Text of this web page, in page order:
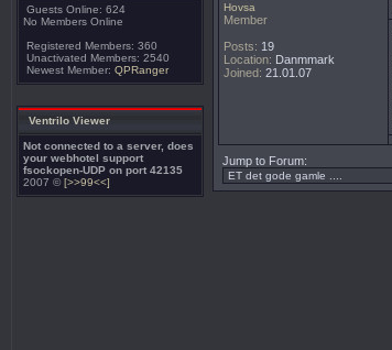
Guests Online: 624
No Members Online
Registered Members: 360
Unactivated Members: 2540
Newest Member: QPRanger
Ventrilo Viewer
Not connected to a server, does
your webhotel support
fsockopen-UDP on port 42135
2007 ©[>>99<<]
Hovsa
Member
Posts: 19
Location: Danmmark
Joined: 21.01.07
Jump to Forum: